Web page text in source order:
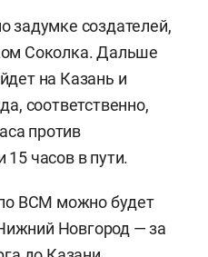
задумке создателей,
Соколка. Дальше
на Казань и
соответственно,
против
часов в пути.
по ВСМ можно будет
Новгород — за